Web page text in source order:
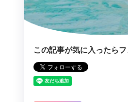
この記事が気に入ったら